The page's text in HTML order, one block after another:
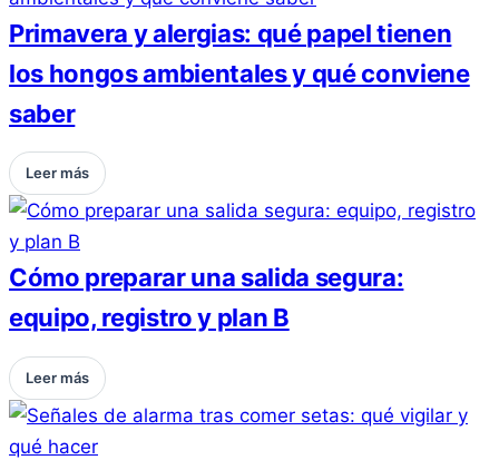
Primavera y alergias: qué papel tienen
los hongos ambientales y qué conviene
saber
Leer más
Cómo preparar una salida segura:
equipo, registro y plan B
Leer más